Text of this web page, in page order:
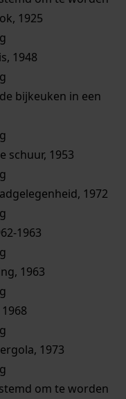
1925
1948
bijkeuken in een
schuur, 1953
1972
1963
1963
1973
om te worden